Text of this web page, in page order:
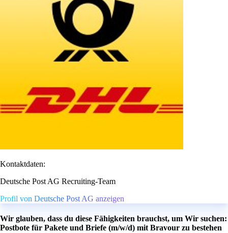
Kontaktdaten:
Deutsche Post AG Recruiting-Team
Profil von Deutsche Post AG anzeigen
Wir glauben, dass du diese Fähigkeiten brauchst, um Wir suchen:
Postbote für Pakete und Briefe (m/w/d) mit Bravour zu bestehen